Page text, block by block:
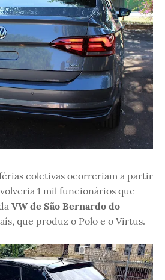
coletivas ocorreriam a partir
1 mil funcionários que
VW de São Bernardo do
que produz o Polo e o Virtus.